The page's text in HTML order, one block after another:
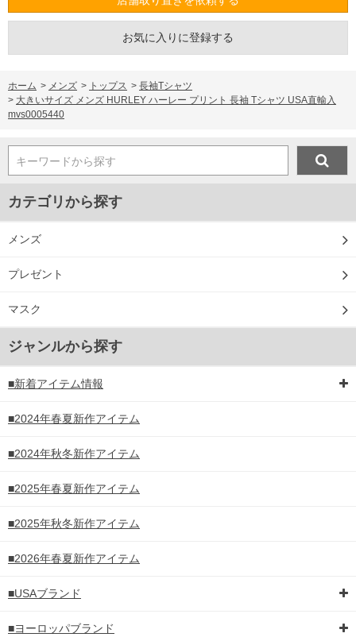
お気に入りに登録する
ホーム > メンズ > トップス > 長袖Tシャツ
> 大きいサイズ メンズ HURLEY ハーレー プリント 長袖 Tシャツ USA直輸入
mvs0005440
キーワードから探す
カテゴリから探す
メンズ
プレゼント
マスク
ジャンルから探す
■新着アイテム情報
■2024年春夏新作アイテム
■2024年秋冬新作アイテム
■2025年春夏新作アイテム
■2025年秋冬新作アイテム
■2026年春夏新作アイテム
■USAブランド
■ヨーロッパブランド